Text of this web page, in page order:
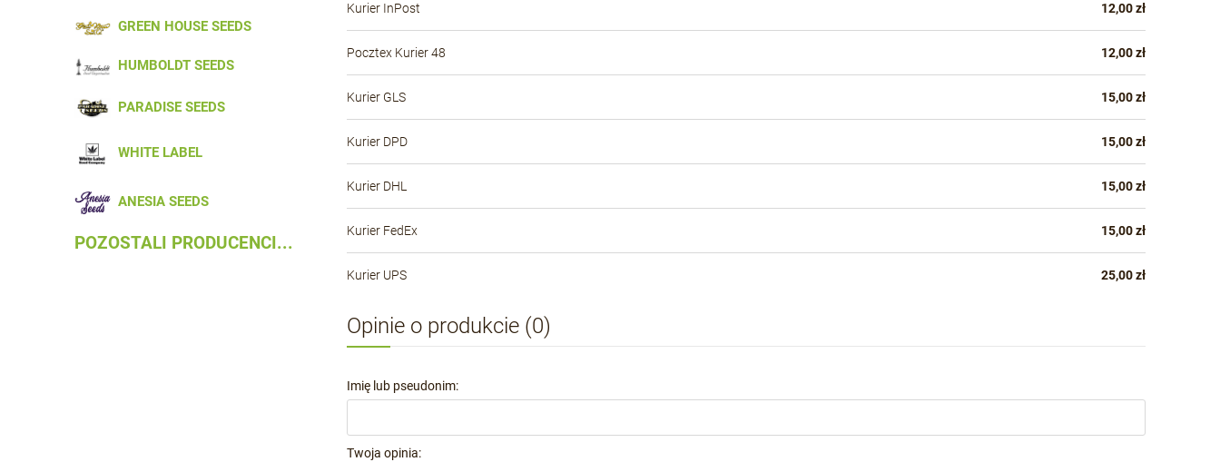
GREEN HOUSE SEEDS
HUMBOLDT SEEDS
PARADISE SEEDS
WHITE LABEL
ANESIA SEEDS
POZOSTALI PRODUCENCI...
Kurier InPost 12,00 zł
Pocztex Kurier 48 12,00 zł
Kurier GLS 15,00 zł
Kurier DPD 15,00 zł
Kurier DHL 15,00 zł
Kurier FedEx 15,00 zł
Kurier UPS 25,00 zł
Opinie o produkcie (0)
Imię lub pseudonim:
Twoja opinia: